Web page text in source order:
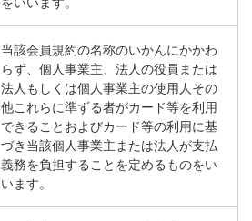
当該会員規約の名称のいかんにかかわ
らず、個人事業主、法人の役員または
法人もしくは個人事業主の使用人その
他これらに準ずる者がカード等を利用
できることおよびカード等の利用に基
づき当該個人事業主または法人が支払
義務を負担することを定めるものをい
います。